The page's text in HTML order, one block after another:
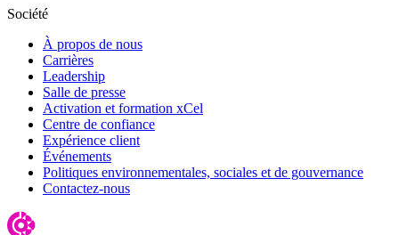
Société
À propos de nous
Carrières
Leadership
Salle de presse
Activation et formation xCel
Centre de confiance
Expérience client
Événements
Politiques environnementales, sociales et de gouvernance
Contactez-nous